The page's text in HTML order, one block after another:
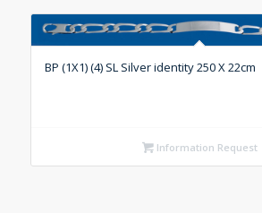
BP (1X1) (4) SL Silver identity 250 X 22cm
Information Request